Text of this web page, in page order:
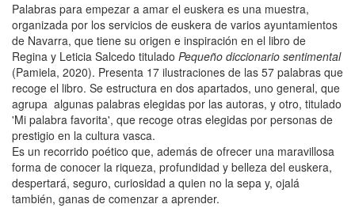
Palabras para empezar a amar el euskera es una muestra,
organizada por los servicios de euskera de varios ayuntamientos
de Navarra, que tiene su origen e inspiración en el libro de
Regina y Leticia Salcedo titulado Pequeño diccionario sentimental
(Pamiela, 2020). Presenta 17 ilustraciones de las 57 palabras que
recoge el libro. Se estructura en dos apartados, uno general, que
agrupa algunas palabras elegidas por las autoras, y otro, titulado
'Mi palabra favorita', que recoge otras elegidas por personas de
prestigio en la cultura vasca.
Es un recorrido poético que, además de ofrecer una maravillosa
forma de conocer la riqueza, profundidad y belleza del euskera,
despertará, seguro, curiosidad a quien no la sepa y, ojalá
también, ganas de comenzar a aprender.